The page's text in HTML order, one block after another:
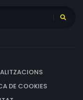
DE COOKIES